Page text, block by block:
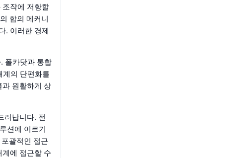
조작에 저항할
합의 메커니
. 이러한 경제
폴카닷과 통합
의 단편화를
원활하게 상
러납니다. 전
션에 이르기
괄적인 접근
에 접근할 수